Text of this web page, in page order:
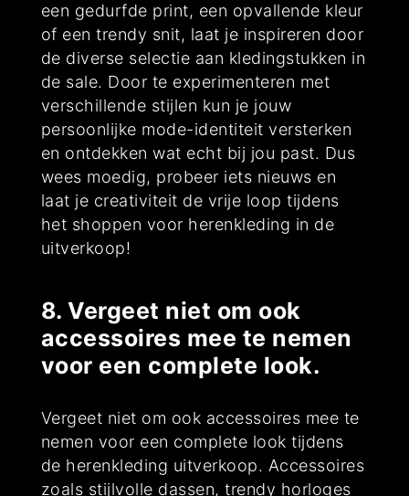
een gedurfde print, een opvallende kleur
of een trendy snit, laat je inspireren door
de diverse selectie aan kledingstukken in
de sale. Door te experimenteren met
verschillende stijlen kun je jouw
persoonlijke mode-identiteit versterken
en ontdekken wat echt bij jou past. Dus
wees moedig, probeer iets nieuws en
laat je creativiteit de vrije loop tijdens
het shoppen voor herenkleding in de
uitverkoop!
8. Vergeet niet om ook
accessoires mee te nemen
voor een complete look.
Vergeet niet om ook accessoires mee te
nemen voor een complete look tijdens
de herenkleding uitverkoop. Accessoires
zoals stijlvolle dassen, trendy horloges